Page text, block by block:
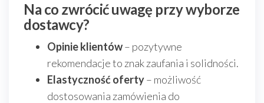
Na co zwrócić uwagę przy wyborze
dostawcy?
Opinie klientów– pozytywne
rekomendacje to znak zaufania i solidności.
Elastyczność oferty– możliwość
dostosowania zamówienia do